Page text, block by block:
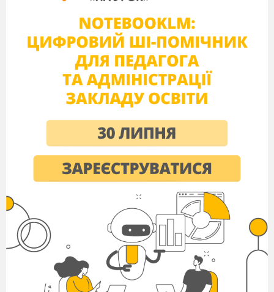
Сьогодні ми будемо подорожувати по
світу казок та оповідань, які написав
відомий вам вже В.О.Сухомлинський.
Його казки та оповідання вчать
висловлювати власні думки, робити
висновки з прочитаного, розвивати
розвивати вміння працювати в групах,
допомагати один одному.
Перша наша зупинка«На теренах життєвого
знайомство з життям
і творчістю
В.О.Сухомлинського. (презентація)
Учитель.
Все своє життя Сухомлинський
працював у школі з дітьми.Тому він склав 10
правил: чого не можна робити. Послухайте і
запам’ятайте їх.